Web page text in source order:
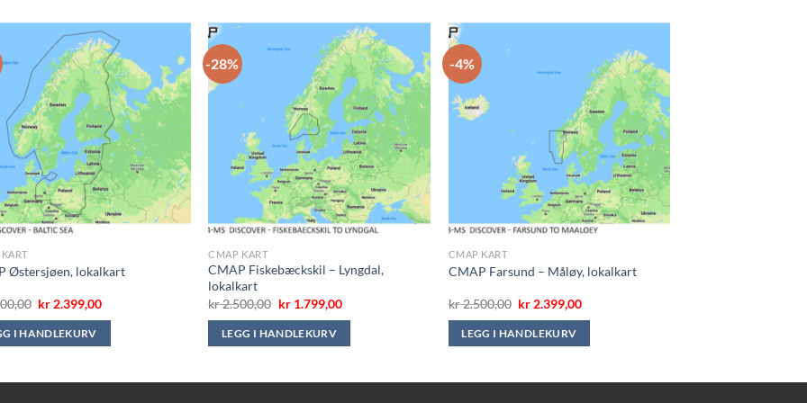
Østersjøen, lokalkart
Opprinnelig
var:
kr 2.500,00.
kr 2.399,00Nåværende
I HANDLEKURV
-28%
CMAP KART
CMAP Fiskebæckskil – Lyngdal,
lokalkart
kr2.500,00 Opprinnelig
var:
kr 2.500,00.
kr1.799,00Nåværende
LEGG I HANDLEKURV
-4%
CMAP KART
CMAP Farsund – Måløy, lokalkart
kr2.500,00 Opprinnelig
var:
kr 2.500,00.
kr2.399,00Nåværende
LEGG I HANDLEKURV